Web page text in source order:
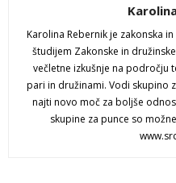
Karolina Rebernik je zakonska
študijem Zakonske in
večletne izkušnje na področju
pari in družinami. Vodi skupino
najti novo moč za boljše
skupine za punce so